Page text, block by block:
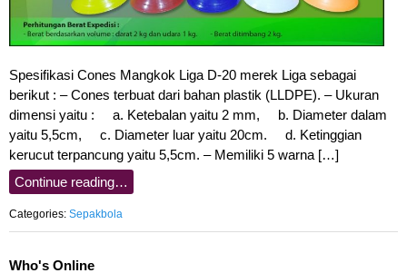
Spesifikasi Cones Mangkok Liga D-20 merek Liga sebagai
berikut : – Cones terbuat dari bahan plastik (LLDPE). – Ukuran
dimensi yaitu : a. Ketebalan yaitu 2 mm, b. Diameter dalam
yaitu 5,5cm, c. Diameter luar yaitu 20cm. d. Ketinggian
kerucut terpancung yaitu 5,5cm. – Memiliki 5 warna […]
Continue reading…
Categories: Sepakbola
Who's Online